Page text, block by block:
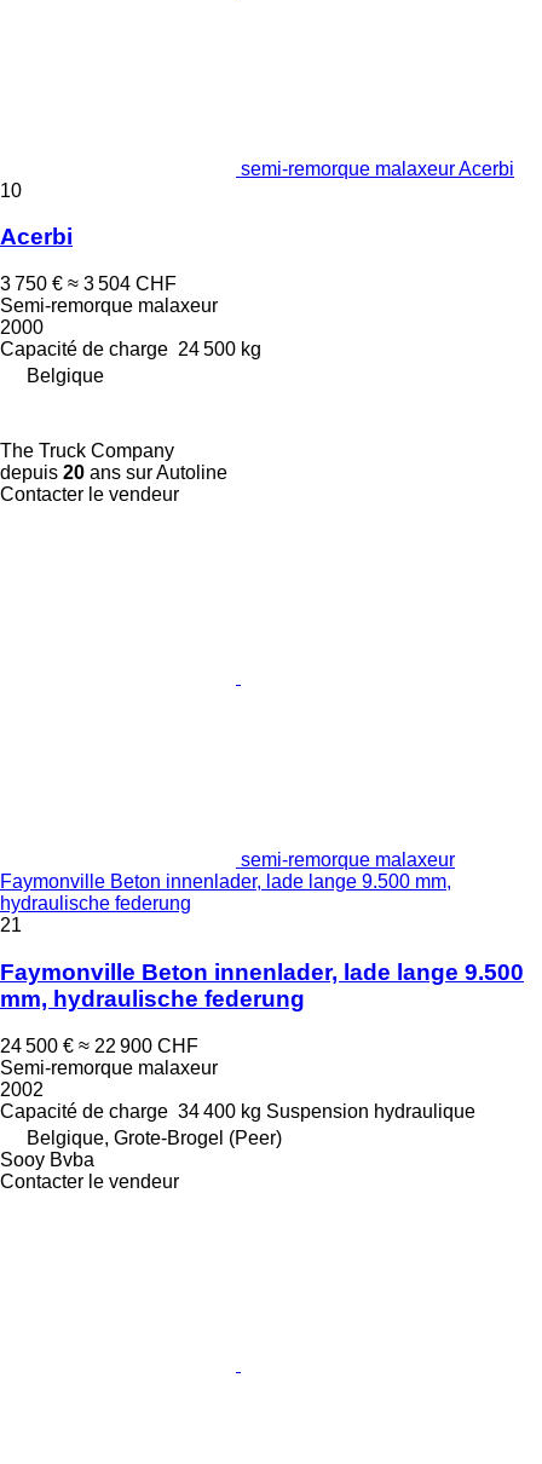
semi-remorque malaxeur Acerbi
10
Acerbi
3 750 € ≈ 3 504 CHF
Semi-remorque malaxeur
2000
Capacité de charge 24 500 kg
Belgique
The Truck Company
depuis 20 ans sur Autoline
Contacter le vendeur
semi-remorque malaxeur
Faymonville Beton innenlader, lade lange 9.500 mm,
hydraulische federung
21
Faymonville Beton innenlader, lade lange 9.500
mm, hydraulische federung
24 500 € ≈ 22 900 CHF
Semi-remorque malaxeur
2002
Capacité de charge 34 400 kg Suspension hydraulique
Belgique, Grote-Brogel (Peer)
Sooy Bvba
Contacter le vendeur